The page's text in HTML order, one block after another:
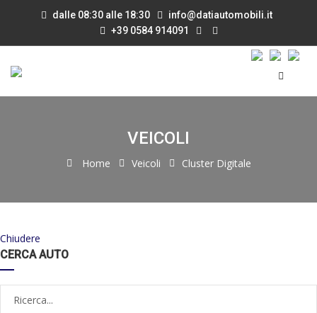
dalle 08:30 alle 18:30
info@datiautomobili.it
+39 0584 914091
VEICOLI
Home Veicoli Cluster Digitale
Chiudere
CERCA AUTO